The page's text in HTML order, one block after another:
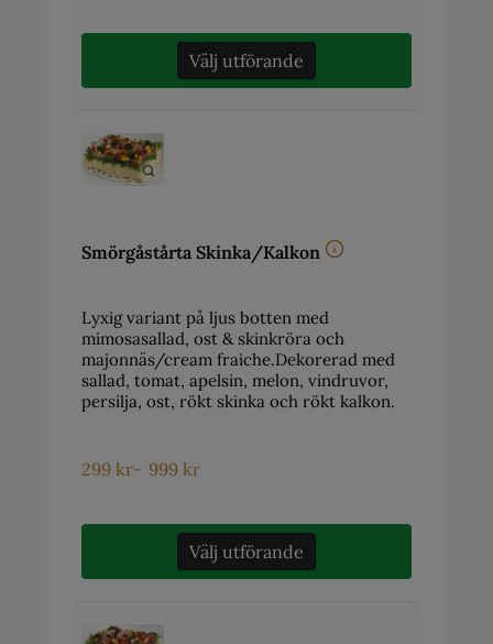
Välj utförande
Smörgåstårta Skinka/Kalkon
Lyxig variant på ljus botten med
mimosasallad, ost & skinkröra och
majonnäs/cream fraiche.Dekorerad med
sallad, tomat, apelsin, melon, vindruvor,
persilja, ost, rökt skinka och rökt kalkon.
299 kr- 999 kr
Välj utförande